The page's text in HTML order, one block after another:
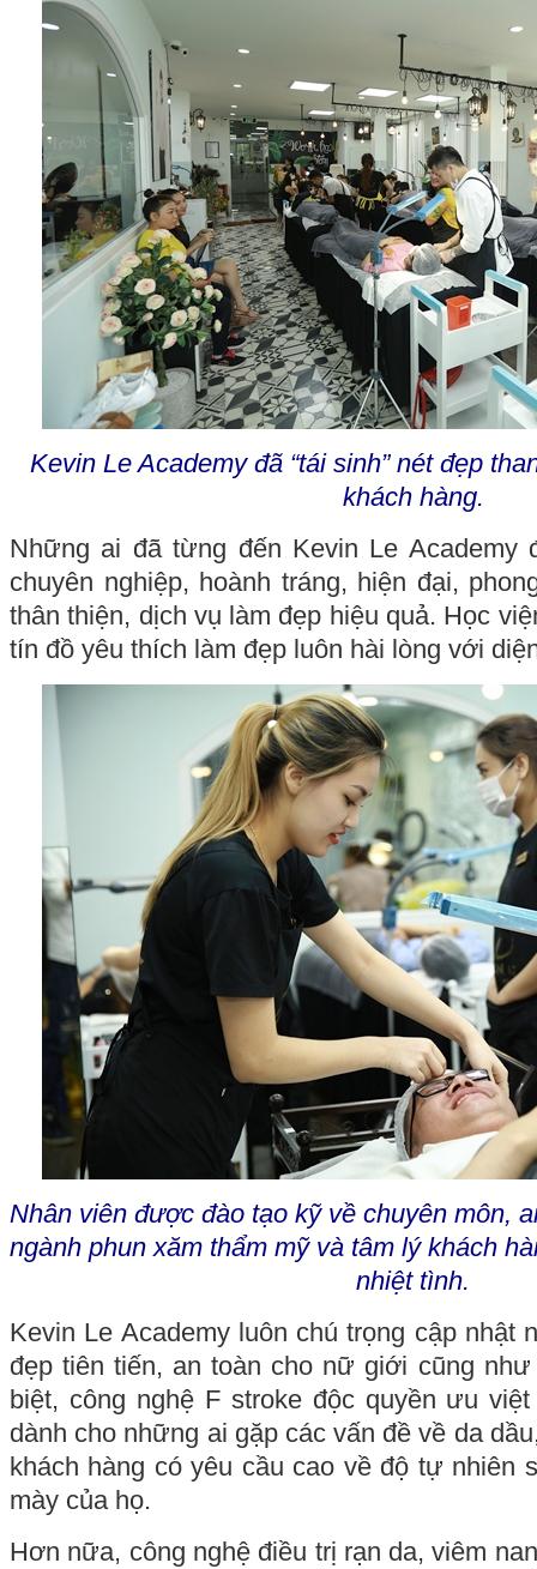
Kevin Le Academy đã “tái sinh” nét đẹp
khách hàng.
Những ai đã từng đến Kevin Le Academy
chuyên nghiệp, hoành tráng, hiện đại,
thân thiện, dịch vụ làm đẹp hiệu quả. Học
tín đồ yêu thích làm đẹp luôn hài lòng với
Nhân viên được đào tạo kỹ về chuyên môn,
ngành phun xăm thẩm mỹ và tâm lý khách
nhiệt tình.
Kevin Le Academy luôn chú trọng cập nhật
đẹp tiên tiến, an toàn cho nữ giới cũng
biệt, công nghệ F stroke độc quyền ưu
dành cho những ai gặp các vấn đề về da
khách hàng có yêu cầu cao về độ tự nhiên
mày của họ.
Hơn nữa, công nghệ điều trị rạn da, viêm